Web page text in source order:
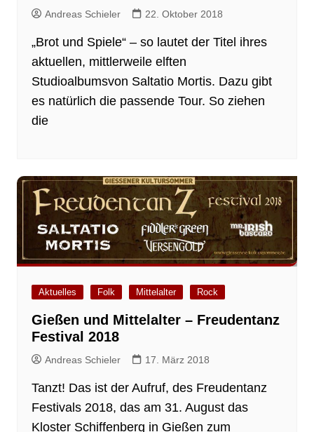
Andreas Schieler 22. Oktober 2018
„Brot und Spiele“ – so lautet der Titel ihres
aktuellen, mittlerweile elften
Studioalbumsvon Saltatio Mortis. Dazu gibt
es natürlich die passende Tour. So ziehen
die
Aktuelles Folk Mittelalter Rock
Gießen und Mittelalter – Freudentanz
Festival 2018
Andreas Schieler 17. März 2018
Tanzt! Das ist der Aufruf, des Freudentanz
Festivals 2018, das am 31. August das
Kloster Schiffenberg in Gießen zum